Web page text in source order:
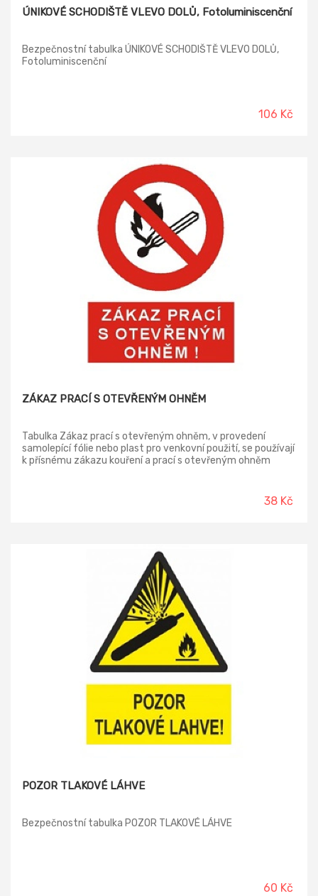
ÚNIKOVÉ SCHODIŠTĚ VLEVO DOLŮ, Fotoluminiscenční
Bezpečnostní tabulka ÚNIKOVÉ SCHODIŠTĚ VLEVO DOLŮ,
Fotoluminiscenční
106 Kč
ZÁKAZ PRACÍ S OTEVŘENÝM OHNĚM
Tabulka Zákaz prací s otevřeným ohněm, v provedení
samolepící fólie nebo plast pro venkovní použití, se používají
k přísnému zákazu kouření a prací s otevřeným ohněm
38 Kč
POZOR TLAKOVÉ LÁHVE
Bezpečnostní tabulka POZOR TLAKOVÉ LÁHVE
60 Kč